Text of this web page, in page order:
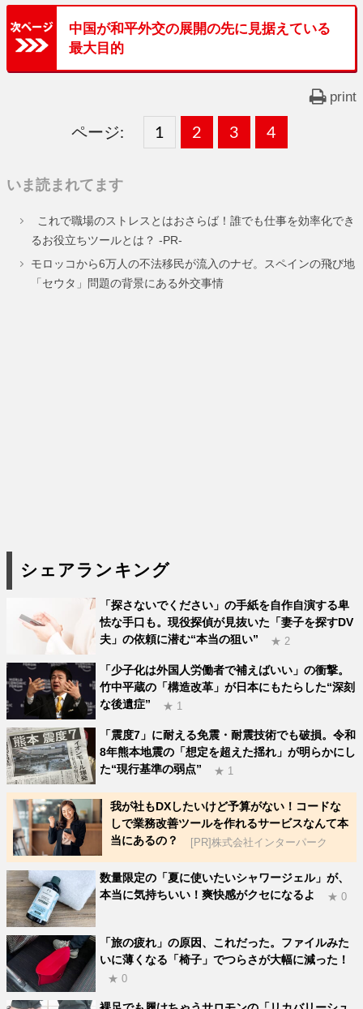
中国が和平外交の展開の先に見据えている
最大目的
print
ページ:
固
ー
ジ
1 ,
固
ー
ジ
2 ,
固
ー
ジ
3 ,
固
ー
ジ
4
いま読まれてます
これで職場のストレスとはおさらば！誰でも仕事を効率化でき
るお役立ちツールとは？ -PR-
モロッコから6万人の不法移民が流入のナゼ。スペインの飛び地
「セウタ」問題の背景にある外交事情
シェアランキング
「探さないでください」の手紙を自作自演する卑
怯な手口も。現役探偵が見抜いた「妻子を探すDV
夫」の依頼に潜む“本当の狙い”
★ 2
「少子化は外国人労働者で補えばいい」の衝撃。
竹中平蔵の「構造改革」が日本にもたらした“深刻
な後遺症”
★ 1
「震度7」に耐える免震・耐震技術でも破損。令和
8年熊本地震の「想定を超えた揺れ」が明らかにし
た“現行基準の弱点”
★ 1
我が社もDXしたいけど予算がない！コードな
しで業務改善ツールを作れるサービスなんて本
当にあるの？
[PR]株式会社インターパーク
数量限定の「夏に使いたいシャワージェル」が、
本当に気持ちいい！爽快感がクセになるよ
★ 0
「旅の疲れ」の原因、これだった。ファイルみた
いに薄くなる「椅子」でつらさが大幅に減った！
★ 0